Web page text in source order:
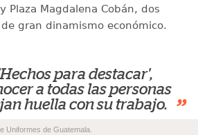
Plaza Magdalena Cobán, dos
gran dinamismo económico.
para destacar',
a todas las personas
huella con su trabajo.
”
Uniformes de Guatemala.